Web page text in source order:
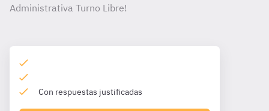
Administrativa Turno Libre!
Con respuestas justificadas